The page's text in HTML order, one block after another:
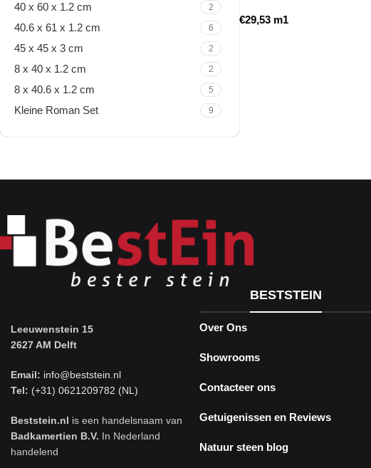
40 x 60 x 1.2 cm 2
40.6 x 61 x 1.2 cm 6
45 x 45 x 3 cm 2
8 x 40 x 1.2 cm 2
8 x 40.6 x 1.2 cm 5
Kleine Roman Set 9
Nu winkelen
€29,53 m1
Leeuwenstein 15
2627 AM Delft
Email: info@beststein.nl
Tel: (+31) 0621209782 (NL)
Beststein.nl is een handelsnaam van
Badkamertien B.V. In Nederland
handelend
BESTSTEIN
Over Ons
Showrooms
Contacteer ons
Getuigenissen en Reviews
Natuur steen blog